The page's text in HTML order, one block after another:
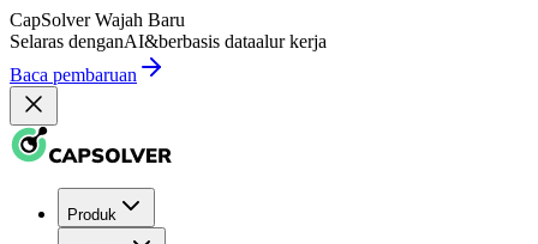
CapSolver Wajah Baru
Selaras denganAI&berbasis dataalur kerja
Baca pembaruan
Produk